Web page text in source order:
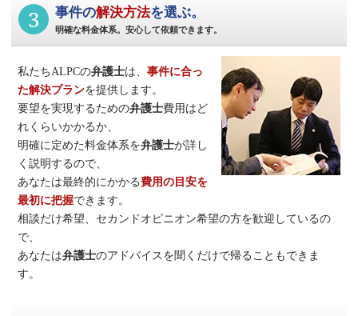
3 事件の解決方法を選ぶ。
明確な料金体系。安心して依頼できます。
私たちALPCの弁護士は、事件に合っ
た解決プランを提供します。
要望を実現するための弁護士費用はど
れくらいかかるか、
明確に定めた料金体系を弁護士が詳し
く説明するので、
あなたは最終的にかかる費用の目安を
最初に把握できます。
相談だけ希望、セカンドオピニオン希望の方を歓迎しているの
で、
あなたは弁護士のアドバイスを聞くだけで帰ることもできま
す。